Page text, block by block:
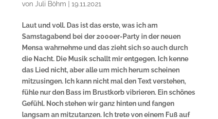
von Juli Böhm | 19.11.2021
Laut und voll. Das ist das erste, was ich am
Samstagabend bei der 2000er-Party in der neuen
Mensa wahrnehme und das zieht sich so auch durch
die Nacht. Die Musik schallt mir entgegen. Ich kenne
das Lied nicht, aber alle um mich herum scheinen
mitzusingen. Ich kann nicht mal den Text verstehen,
fühle nur den Bass im Brustkorb vibrieren. Ein schönes
Gefühl. Noch stehen wir ganz hinten und fangen
langsam an mitzutanzen. Ich trete von einem Fuß auf